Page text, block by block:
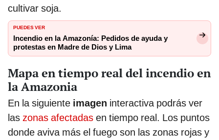
cultivar soja.
PUEDES VER
Incendio en la Amazonía: Pedidos de ayuda y
protestas en Madre de Dios y Lima
Mapa en tiempo real del incendio en
la Amazonia
En la siguiente imagen interactiva podrás ver
las zonas afectadas en tiempo real. Los puntos
donde aviva más el fuego son las zonas rojas y